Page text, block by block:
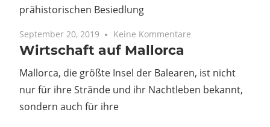
prähistorischen Besiedlung
September 20, 2019 Keine Kommentare
Wirtschaft auf Mallorca
Mallorca, die größte Insel der Balearen, ist nicht
nur für ihre Strände und ihr Nachtleben bekannt,
sondern auch für ihre